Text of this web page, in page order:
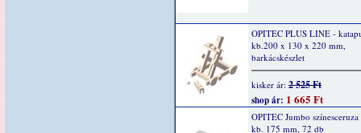
OPITEC PLUS LINE -
kb.200 x 130 x 220 mm,
barkácskészlet
kisker ár: 2 525 Ft
shop ár: 1 665 Ft
OPITEC Jumbo színesceruza
kb. 175 mm, 72 db